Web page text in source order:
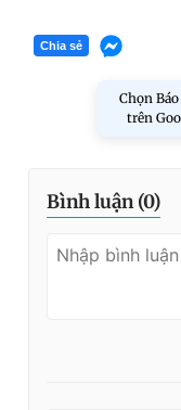
Chia sẻ
Chọn Báo
trên
Bình luận (0)